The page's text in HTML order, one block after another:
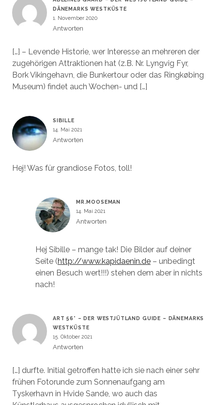
DÄNEMARKS WESTKÜSTE
1. November 2020
Antworten
[…] – Levende Historie, wer Interesse an mehreren der
zugehörigen Attraktionen hat (z.B. Nr. Lyngvig Fyr,
Bork Vikingehavn, die Bunkertour oder das Ringkøbing
Museum) findet auch Wochen- und […]
SIBILLE
14. Mai 2021
Antworten
Hej! Was für grandiose Fotos, toll!
MR.MOOSEMAN
14. Mai 2021
Antworten
Hej Sibille – mange tak! Die Bilder auf deiner
Seite (http://www.kapidaenin.de– unbedingt
einen Besuch wert!!!) stehen dem aber in nichts
nach!
ART 56° – DER WESTJÜTLAND GUIDE – DÄNEMARKS
WESTKÜSTE
15. Oktober 2021
Antworten
[…] durfte. Initial getroffen hatte ich sie nach einer sehr
frühen Fotorunde zum Sonnenaufgang am
Tyskerhavn in Hvide Sande, wo auch das